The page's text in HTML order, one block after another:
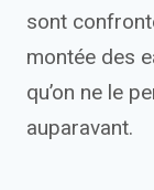
sont
montée des
qu’on ne le
auparavant.